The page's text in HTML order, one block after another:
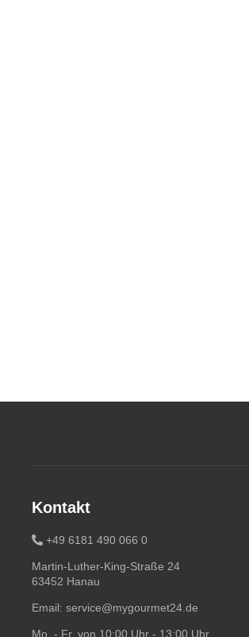
Kontakt
+49 6181 490 066 0
Martin-Luther-King-Straße 24
63452 Hanau
Email: service@mygourmet24.de
Mo. - Fr. von 10:00 Uhr - 13:00 Uhr